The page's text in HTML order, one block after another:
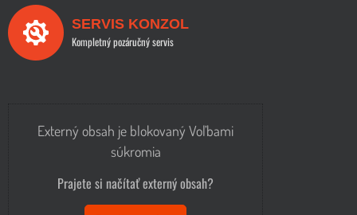
SERVIS KONZOL
Kompletný pozáručný servis
Externý obsah je blokovaný Voľbami
súkromia
Prajete si načítať externý obsah?